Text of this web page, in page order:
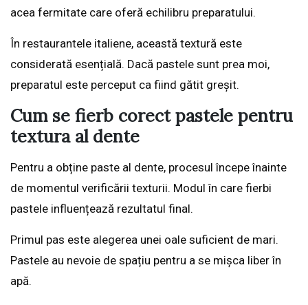
acea fermitate care oferă echilibru preparatului.
În restaurantele italiene, această textură este
considerată esențială. Dacă pastele sunt prea moi,
preparatul este perceput ca fiind gătit greșit.
Cum se fierb corect pastele pentru
textura al dente
Pentru a obține paste al dente, procesul începe înainte
de momentul verificării texturii. Modul în care fierbi
pastele influențează rezultatul final.
Primul pas este alegerea unei oale suficient de mari.
Pastele au nevoie de spațiu pentru a se mișca liber în
apă.